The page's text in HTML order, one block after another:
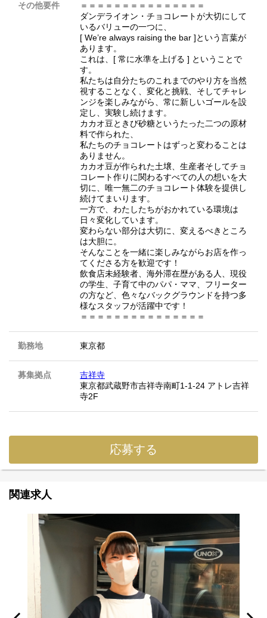
その他要件
＝＝＝＝＝＝＝＝＝＝＝＝＝＝＝
ダンデライオン・チョコレートが大切にして
いるバリューの一つに、
[ We’re always raising the bar ]という言葉が
あります。
これは、[ 常に水準を上げる ] ということで
す。
私たちは自分たちのこれまでのやり方を当然
視することなく、変化と挑戦、そしてチャレ
ンジを楽しみながら、常に新しいゴールを設
定し、実験し続けます。
カカオ豆ときび砂糖というたった二つの原材
料で作られた、
私たちのチョコレートはずっと変わることは
ありません。
カカオ豆が作られた土壌、生産者そしてチョ
コレート作りに関わるすべての人の想いを大
切に、唯一無二のチョコレート体験を提供し
続けてまいります。
一方で、わたしたちがおかれている環境は
日々変化しています。
変わらない部分は大切に、変えるべきところ
は大胆に。
そんなことを一緒に楽しみながらお店を作っ
てくださる方を歓迎です！
飲食店未経験者、海外滞在歴がある人、現役
の学生、子育て中のパパ・ママ、フリーター
の方など、色々なバックグラウンドを持つ多
様なスタッフが活躍中です！
＝＝＝＝＝＝＝＝＝＝＝＝＝＝＝
勤務地 東京都
募集拠点
吉祥寺
東京都武蔵野市吉祥寺南町1-1-24 アトレ吉祥
寺2F
応募する
関連求人